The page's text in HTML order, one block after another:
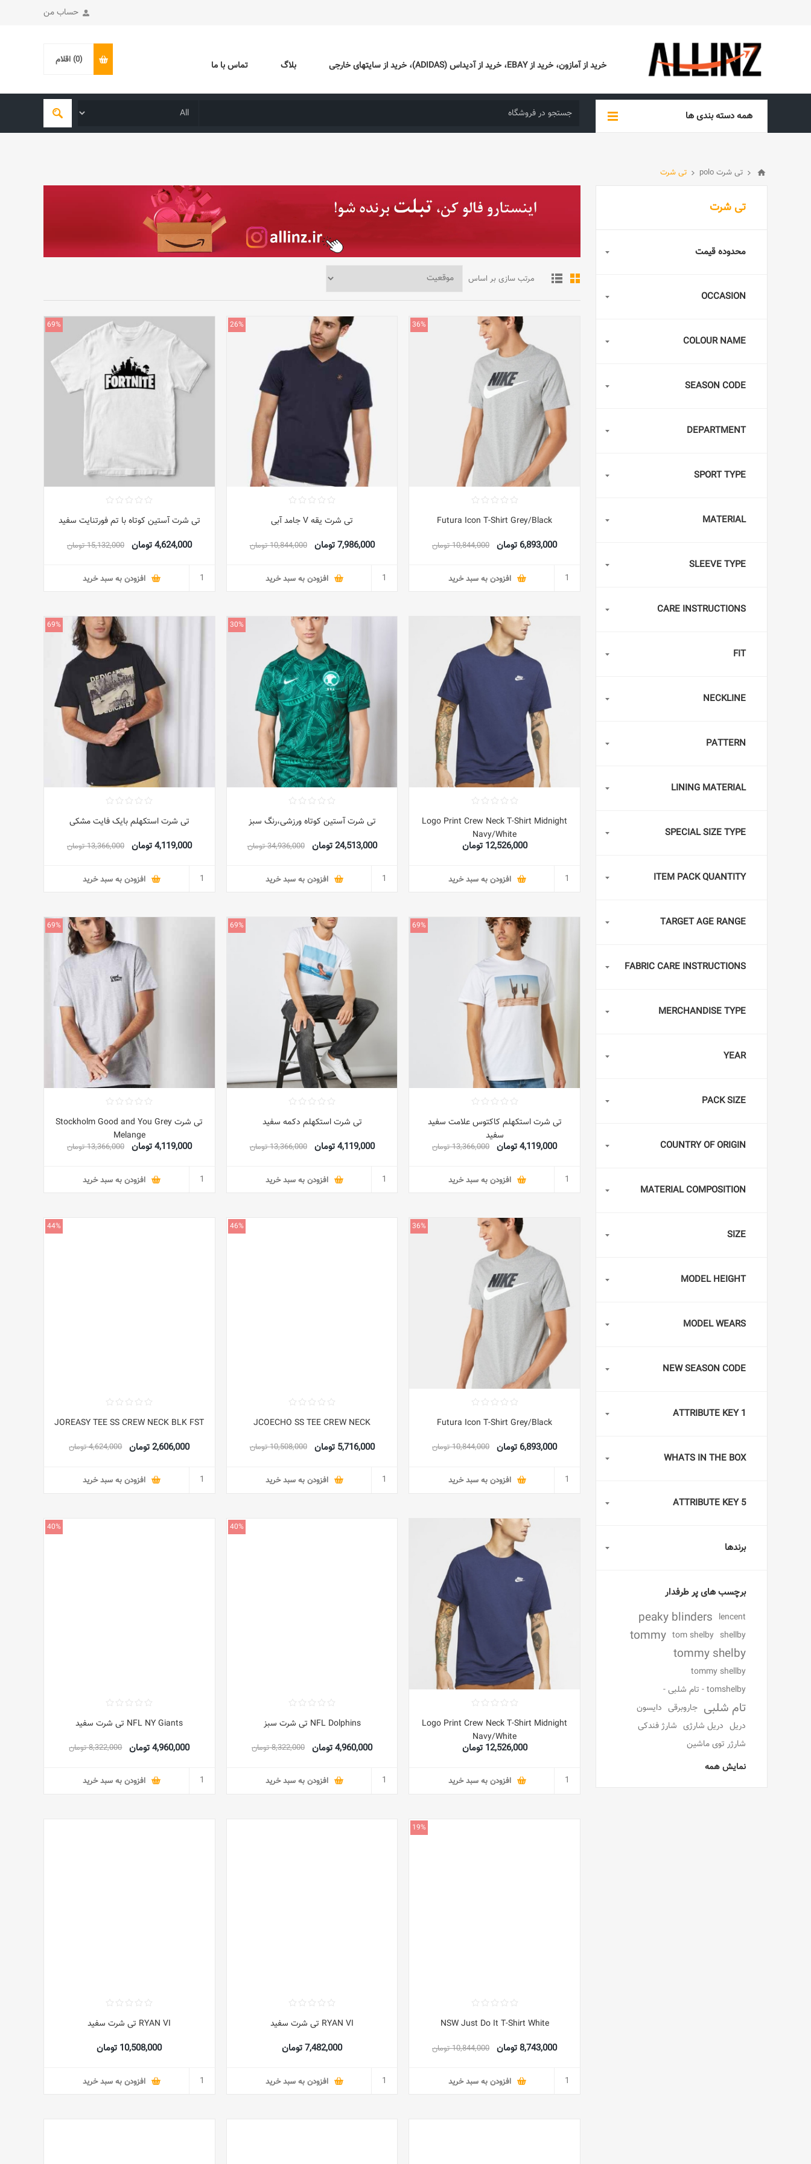
حساب من
خرید از آمازون، خرید از EBAY، خرید از آدیداس (ADIDAS)، خرید از سایتهای خارجی بلاگ تماس با ما (0) اقلام
همه دسته بندی ها
تی شرت polo تی شرت
مرتب سازی بر اساس
36%
Futura Icon T-Shirt Grey/Black
6,893,000 تومان 10,844,000 تومان
افزودن به سبد خرید
26%
تی شرت یقه V جامد آبی
7,986,000 تومان 10,844,000 تومان
افزودن به سبد خرید
69%
تی شرت آستین کوتاه با تم فورتنایت سفید
4,624,000 تومان 15,132,000 تومان
افزودن به سبد خرید
Logo Print Crew Neck T-Shirt Midnight
Navy/White
12,526,000 تومان
افزودن به سبد خرید
30%
تی شرت آستین کوتاه ورزشی،رنگ سبز
24,513,000 تومان 34,936,000 تومان
افزودن به سبد خرید
69%
تی شرت استکهلم بایک فایت مشکی
4,119,000 تومان 13,366,000 تومان
افزودن به سبد خرید
69%
تی شرت استکهلم کاکتوس علامت سفید
سفید
4,119,000 تومان 13,366,000 تومان
افزودن به سبد خرید
69%
تی شرت استکهلم دکمه سفید
4,119,000 تومان 13,366,000 تومان
افزودن به سبد خرید
69%
تی شرت Stockholm Good and You Grey
Melange
4,119,000 تومان 13,366,000 تومان
افزودن به سبد خرید
36%
Futura Icon T-Shirt Grey/Black
6,893,000 تومان 10,844,000 تومان
افزودن به سبد خرید
46%
JCOECHO SS TEE CREW NECK
5,716,000 تومان 10,508,000 تومان
افزودن به سبد خرید
44%
JOREASY TEE SS CREW NECK BLK FST
2,606,000 تومان 4,624,000 تومان
افزودن به سبد خرید
Logo Print Crew Neck T-Shirt Midnight
Navy/White
12,526,000 تومان
افزودن به سبد خرید
40%
NFL Dolphins تی شرت سبز
4,960,000 تومان 8,322,000 تومان
افزودن به سبد خرید
40%
NFL NY Giants تی شرت سفید
4,960,000 تومان 8,322,000 تومان
افزودن به سبد خرید
19%
NSW Just Do It T-Shirt White
8,743,000 تومان 10,844,000 تومان
افزودن به سبد خرید
RYAN VI تی شرت سفید
7,482,000 تومان
افزودن به سبد خرید
RYAN VI تی شرت سفید
10,508,000 تومان
افزودن به سبد خرید
تی شرت
محدوده قیمت
OCCASION
COLOUR NAME
SEASON CODE
DEPARTMENT
SPORT TYPE
MATERIAL
SLEEVE TYPE
CARE INSTRUCTIONS
FIT
NECKLINE
PATTERN
LINING MATERIAL
SPECIAL SIZE TYPE
ITEM PACK QUANTITY
TARGET AGE RANGE
FABRIC CARE INSTRUCTIONS
MERCHANDISE TYPE
YEAR
PACK SIZE
COUNTRY OF ORIGIN
MATERIAL COMPOSITION
SIZE
MODEL HEIGHT
MODEL WEARS
NEW SEASON CODE
ATTRIBUTE KEY 1
WHATS IN THE BOX
ATTRIBUTE KEY 5
برندها
برچسب های پر طرفدار
lencent
peaky blinders
shellby
tom shelby
tommy
tommy shelby
tommy shellby
tomshelby - تام شلبی -
تام شلبی جاروبرقی دایسون
دریل دریل شارژی شارژ فندکی
شارژر توی ماشین
نمایش همه